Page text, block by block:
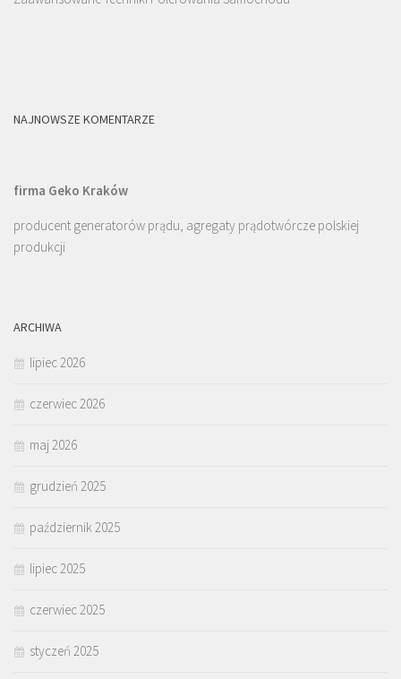
NAJNOWSZE KOMENTARZE
firma Geko Kraków
producent generatorów prądu, agregaty prądotwórcze polskiej
produkcji
ARCHIWA
lipiec 2026
czerwiec 2026
maj 2026
grudzień 2025
październik 2025
lipiec 2025
czerwiec 2025
styczeń 2025